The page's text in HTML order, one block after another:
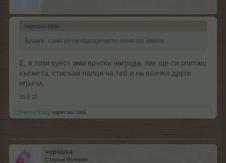
черешка каза: ↑
Бравос, само аз не оцелих нито едно от двете .
Е, в този куест има врътки награда, пак ще си опиташ
късмета, стискам палци на теб и на всички други
играчи.
15.4.15
[[Fermerkaa]] харесва това.
черешка
Старши болярин